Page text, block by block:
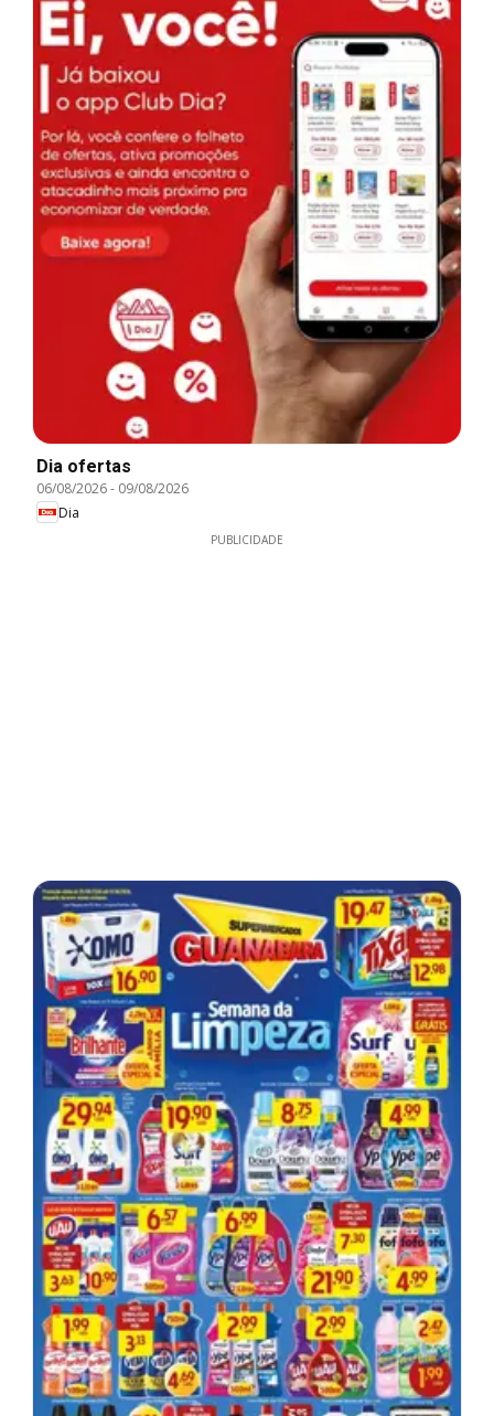
Dia ofertas
06/08/2026- 09/08/2026
Dia
PUBLICIDADE